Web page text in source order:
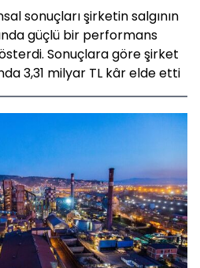
sonuçları şirketin salgının
güçlü bir performans
Sonuçlara göre şirket
3,31 milyar TL kâr elde etti